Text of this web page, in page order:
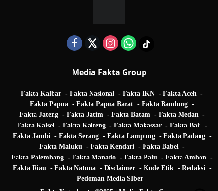
Media Fakta Group
Fakta Kalbar Fakta Nasional Fakta IKN
Fakta Aceh
Fakta Papua
Fakta Papua Barat
Fakta Bandung
Fakta Jateng
Fakta Jatim Fakta Batam
Fakta Medan
Fakta Kalsel
Fakta Kalteng Fakta Makassar
Fakta Bali
Fakta Jambi
Fakta Serang Fakta Lampung
Fakta Padang
Fakta Maluku
Fakta Kendari
Fakta Babel
Fakta Palembang
Fakta Manado Fakta Palu
Fakta Ambon
Fakta Riau
Fakta Natuna Disclaimer Kode Etik
Redaksi
Pedoman Media SIber